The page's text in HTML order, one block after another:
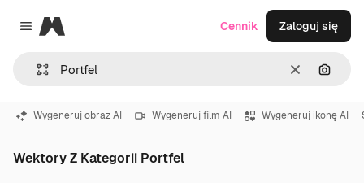
Close menu
Magnific
WyczyśćSzukaj
Cennik Zaloguj się
Wygeneruj obraz AI Wygeneruj film AI Wygeneruj ikonę AI
Wektory Z Kategorii Portfel